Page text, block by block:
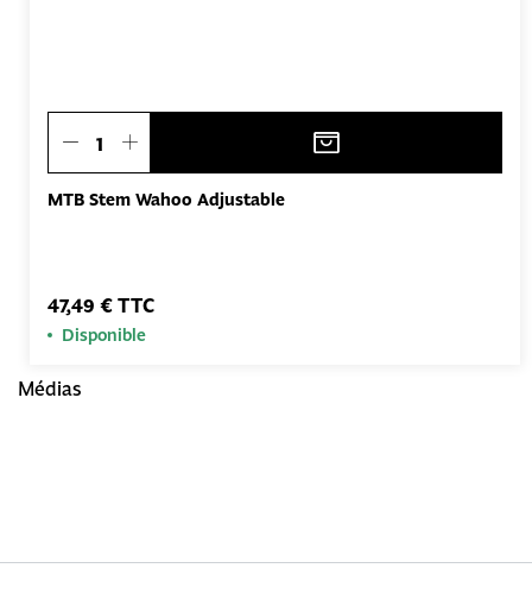
MTB Stem Wahoo Adjustable
47,49 € TTC
Disponible
Médias